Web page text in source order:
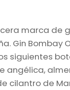
marca de
Gin Bombay
siguientes
angélica,
cilantro de